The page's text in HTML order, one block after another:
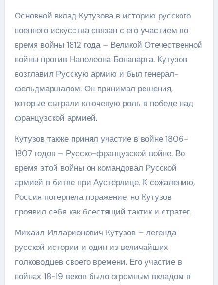
Основной вклад Кутузова в историю русского
военного искусства связан с его участием во
время войны 1812 года – Великой Отечественной
войны против Наполеона Бонапарта. Кутузов
возглавил Русскую армию и был генерал-
фельдмаршалом. Он принимал решения,
которые сыграли ключевую роль в победе над
французской армией.
Кутузов также принял участие в войне 1806-
1807 годов – Русско-французской войне. Во
время этой войны он командовал Русской
армией в битве при Аустерлице. К сожалению,
Россия потерпела поражение, но Кутузов
проявил себя как блестящий тактик и стратег.
Михаил Илларионович Кутузов – легенда
русской истории и один из величайших
полководцев своего времени. Его участие в
войнах 18-19 веков было огромным вкладом в